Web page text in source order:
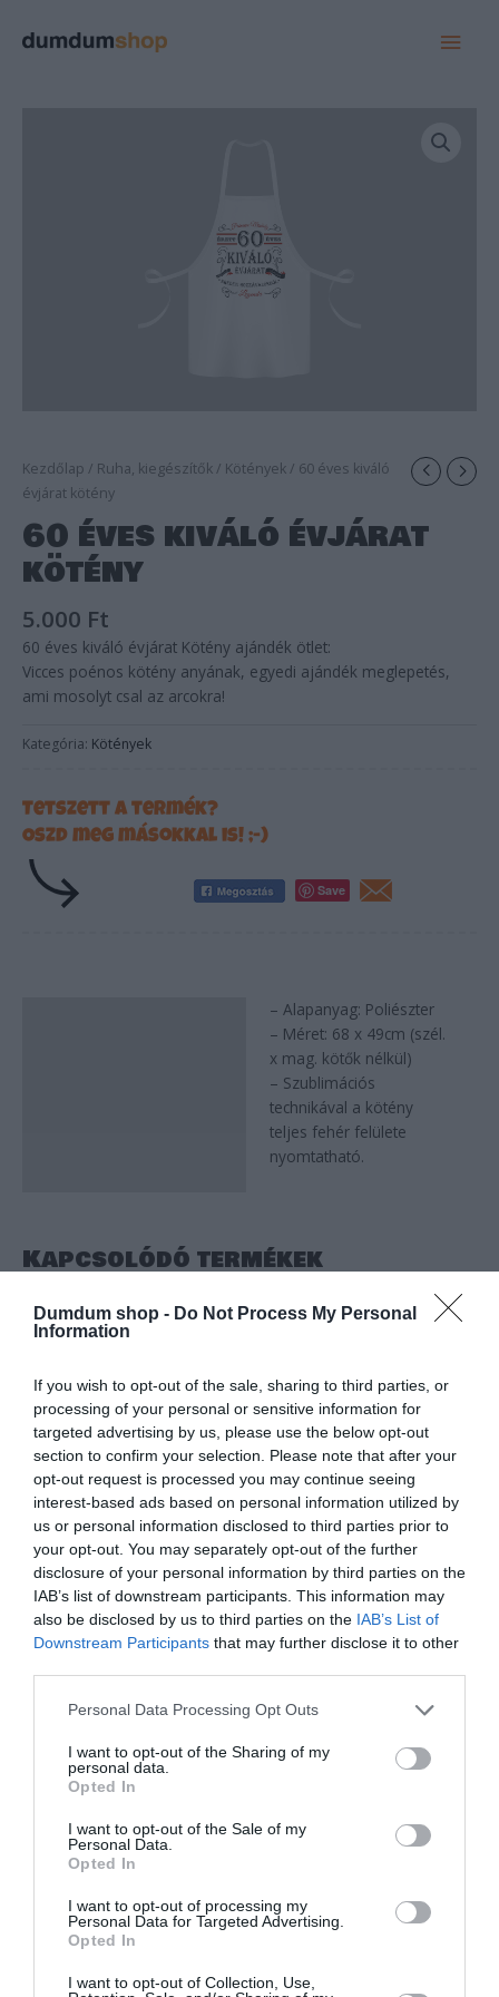
Dumdum shop - Do Not Process My Personal
Information
If you wish to opt-out of the sale, sharing to third parties, or
processing of your personal or sensitive information for
targeted advertising by us, please use the below opt-out
section to confirm your selection. Please note that after your
opt-out request is processed you may continue seeing
interest-based ads based on personal information utilized by
us or personal information disclosed to third parties prior to
your opt-out. You may separately opt-out of the further
disclosure of your personal information by third parties on the
IAB’s list of downstream participants. This information may
also be disclosed by us to third parties on the IAB’s List of
Downstream Participants that may further disclose it to other
Please note that this website/app uses one or more Google
not limited to your visit or usage behaviour. You may click to
grant or deny consent to Google and its third-party tags to
use your data for below specified purposes in below Google
consent section.
Personal Data Processing Opt Outs
I want to opt-out of the Sharing of my
personal data.
Opted In
I want to opt-out of the Sale of my
Personal Data.
Opted In
I want to opt-out of processing my
Personal Data for Targeted Advertising.
Opted In
I want to opt-out of Collection, Use,
Kezdőlap / Ruha, kiegészítők/ Kötények/ 60 éves kiváló
évjárat kötény
60 éves kiváló évjárat
kötény
5.000 Ft
60 éves kiváló évjárat Kötény ajándék ötlet:
Vicces poénos kötény anyának, egyedi ajándék meglepetés,
ami mosolyt csal az arcokra!
Kategória: Kötények
Tetszett a termék?
Oszd meg másokkal is! ;-)
Save
– Alapanyag: Poliészter
– Méret: 68 x 49cm (szél.
x mag. kötők nélkül)
– Szublimációs
technikával a kötény
teljes fehér felülete
nyomtatható.
Kapcsolódó termékek
Kötények
30 ÉVES KIVÁLÓ
ÉVJÁRAT KÖTÉNY
Értékelés:
0
/
5
5.000Ft
Kötények
ÖTCSILLAGOS
NAGYMAMA – KÖTÉNY
Értékelés:
0
/
5
5.000Ft
Kötények
ANYA A LEGJOBB